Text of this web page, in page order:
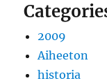
2009
Aiheeton
historia